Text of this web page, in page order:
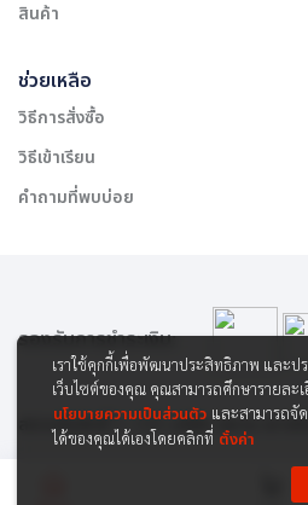
สินค้า
ช่วยเหลือ
วิธีการสั่งซื้อ
วิธีเข้าเรียน
คำถามที่พบบ่อย
สงวนลิขสิทธิ์ © 2565 บริษัท สยาม เคาเ
รองรับการชำระเงิน:
เราใช้คุกกี้เพื่อพัฒนาประสิทธิภาพ และป
เว็บไซต์ของคุณ คุณสามารถศึกษารายละ
นโยบายความเป็นส่วนตัว และสามารถจั
ได้ของคุณได้เองโดยคลิกที่ ตั้งค่า